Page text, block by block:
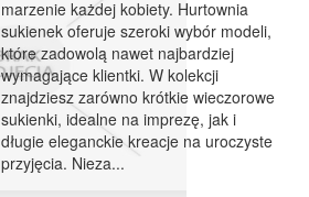
marzenie każdej kobiety. Hurtownia
sukienek oferuje szeroki wybór modeli,
które zadowolą nawet najbardziej
wymagające klientki. W kolekcji
znajdziesz zarówno krótkie wieczorowe
sukienki, idealne na imprezę, jak i
długie eleganckie kreacje na uroczyste
przyjęcia. Nieza...